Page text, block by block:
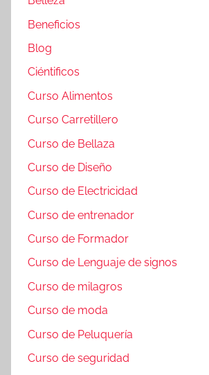
Beneficios
Blog
Ciéntificos
Curso Alimentos
Curso Carretillero
Curso de Bellaza
Curso de Diseño
Curso de Electricidad
Curso de entrenador
Curso de Formador
Curso de Lenguaje de signos
Curso de milagros
Curso de moda
Curso de Peluquería
Curso de seguridad